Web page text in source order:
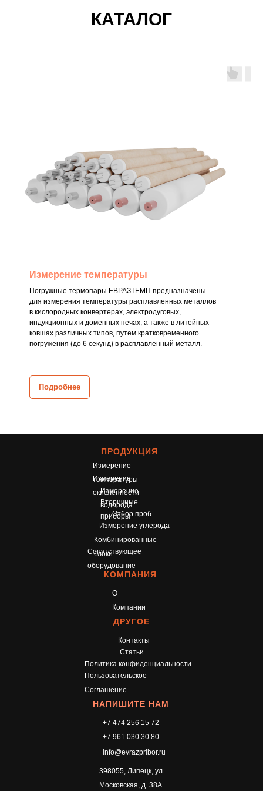
КАТАЛОГ
Измерение температуры
Погружные термопары ЕВРАЗТЕМП предназначены
для измерения температуры расплавленных металлов
в кислородных конвертерах, электродуговых,
индукционных и доменных печах, а также в литейных
ковшах различных типов, путем кратковременного
погружения (до 6 секунд) в расплавленный металл.
Подробнее
ПРОДУКЦИЯ
Измерение
температуры
КОМПАНИЯ
О
Компании
ДРУГОЕ
Контакты
НАПИШИТЕ НАМ
+7 474 256 15 72
+7 961 030 30 80
Измерение
окисленности
Измерение
водорода
Вторичные
приборы
Отбор проб
Измерение углерода
Комбинированные
блоки
Сопутствующее
оборудование
Статьи
Пользовательское
Соглашение
Политика конфиденциальности
info@evrazpribor.ru
398055, Липецк, ул.
Московская, д. 38А
Все права защищены.